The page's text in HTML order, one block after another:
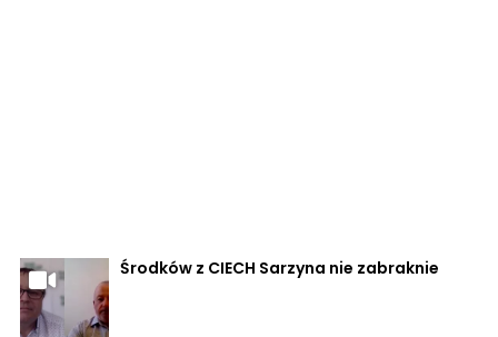
Środków z CIECH Sarzyna nie zabraknie